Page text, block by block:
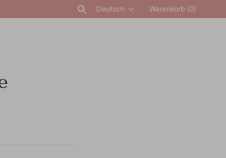
Sprache
Deutsch Warenkorb (0)